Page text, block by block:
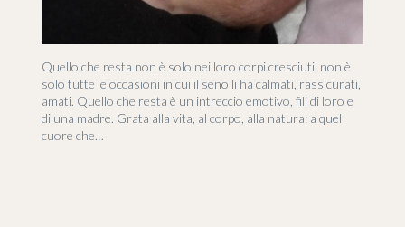
Quello che resta non è solo nei loro corpi cresciuti, non è
solo tutte le occasioni in cui il seno li ha calmati, rassicurati,
amati. Quello che resta è un intreccio emotivo, fili di loro e
di una madre. Grata alla vita, al corpo, alla natura: a quel
cuore che…